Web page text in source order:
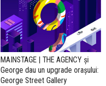
MAINSTAGE | THE AGENCY și
George dau un upgrade orașului:
George Street Gallery